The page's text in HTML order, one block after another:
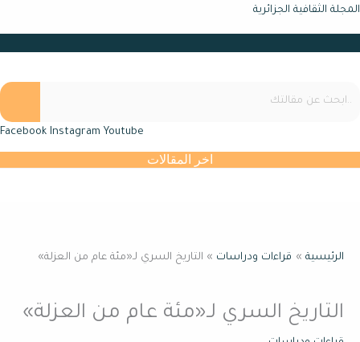
تخطي
إلى
المحتوى
المجلة الثقافية الجزائرية
Facebook Instagram Youtube
اخر المقالات
الرئيسية قراءات ودراسات التاريخ السري لـ«مئة عام من العزلة»
التاريخ السري لـ«مئة عام من العزلة»